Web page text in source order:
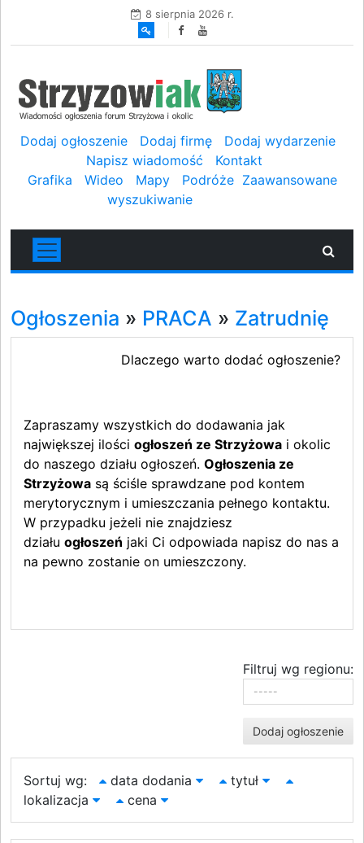
8 sierpnia 2026 r.
Dodaj ogłoszenie Dodaj firmę
Dodaj wydarzenie
Napisz wiadomość
Kontakt
Grafika
Wideo Mapy Podróże Zaawansowane
wyszukiwanie
Ogłoszenia » PRACA » Zatrudnię
Dlaczego warto dodać ogłoszenie?
Zapraszamy wszystkich do dodawania jak
największej ilości ogłoszeń ze Strzyżowa i okolic
do naszego działu ogłoszeń. Ogłoszenia ze
Strzyżowa są ściśle sprawdzane pod kontem
merytorycznym i umieszczania pełnego kontaktu.
W przypadku jeżeli nie znajdziesz
działu ogłoszeń jaki Ci odpowiada napisz do nas a
na pewno zostanie on umieszczony.
Filtruj wg regionu:
Dodaj ogłoszenie
Sortuj wg: data dodania
tytuł
lokalizacja
cena